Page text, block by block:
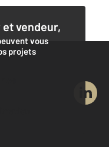
vendeur,
vous
projets